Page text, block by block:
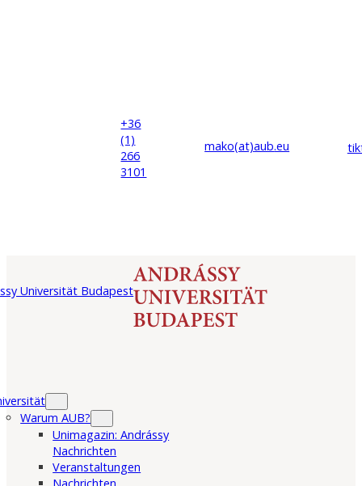
+36
(1)
266
3101
mako(at)aub.eu
Warum AUB?
Unimagazin: Andrássy
Nachrichten
Veranstaltungen